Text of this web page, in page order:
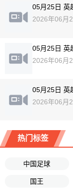
05月25日 英
2026年06月
05月25日 英
2026年06月
05月25日 英
2026年06月
热门标签
中国足球
国王